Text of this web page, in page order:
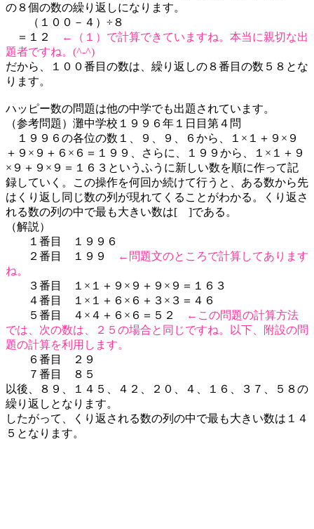
の８個の数の繰り返しになります。
（１００－４）÷８
＝１２
←（１）で計算できていますね。本当に親切な出
題者ですね。(^-^)
だから、１００番目の数は、繰り返しの８番目の数５８とな
ります。
ハッピー数の問題は他の中学でも出題されています。
（参考問題）灘中学校１９９６年１日目第４問
１９９６の各位の数１、９、９、６から、１×１＋９×９
＋９×９＋６×６＝１９９、さらに、１９９から、１×１＋９
×９＋９×９＝１６３というふうに新しい数を順に作って記
録していく。この操作を何回か続けて行うと、ある数から先
はくり返し同じ数の列が現れてくることがわかる。くり返さ
れる数の列の中で最も大きい数は[ ]である。
（解説）
１番目 １９９６
２番目 １９９
←問題文のところで計算してあります
ね。
３番目 １×１＋９×９＋９×９＝１６３
４番目 １×１＋６×６＋３×３＝４６
５番目 ４×４＋６×６＝５２
←この問題の計算方法
では、次の数は、２５の場合と同じですね。以下、附設の問
題の計算を利用します。
６番目 ２９
７番目 ８５
以後、８９、１４５、４２、２０、４、１６、３７、５８の
繰り返しとなります。
したがって、くり返される数の列の中で最も大きい数は１４
５となります。